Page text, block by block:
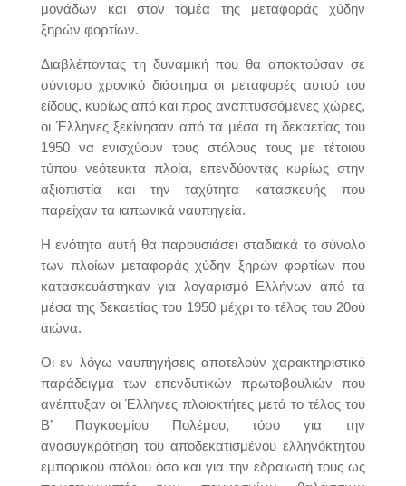
μονάδων και στον τομέα της μεταφοράς χύδην
ξηρών φορτίων.
Διαβλέποντας τη δυναμική που θα αποκτούσαν σε
σύντομο χρονικό διάστημα οι μεταφορές αυτού του
είδους, κυρίως από και προς αναπτυσσόμενες χώρες,
οι Έλληνες ξεκίνησαν από τα μέσα τη δεκαετίας του
1950 να ενισχύουν τους στόλους τους με τέτοιου
τύπου νεότευκτα πλοία, επενδύοντας κυρίως στην
αξιοπιστία και την ταχύτητα κατασκευής που
παρείχαν τα ιαπωνικά ναυπηγεία.
Η ενότητα αυτή θα παρουσιάσει σταδιακά το σύνολο
των πλοίων μεταφοράς χύδην ξηρών φορτίων που
κατασκευάστηκαν για λογαρισμό Ελλήνων από τα
μέσα της δεκαετίας του 1950 μέχρι το τέλος του 20ού
αιώνα.
Oι εν λόγω ναυπηγήσεις αποτελούν χαρακτηριστικό
παράδειγμα των επενδυτικών πρωτοβουλιών που
ανέπτυξαν οι Έλληνες πλοιοκτήτες μετά το τέλος του
Β’ Παγκοσμίου Πολέμου, τόσο για την
ανασυγκρότηση του αποδεκατισμένου ελληνόκτητου
εμπορικού στόλου όσο και για την εδραίωσή τους ως